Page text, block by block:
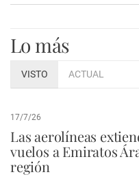
Lo más
VISTO ACTUAL
17/7/26
Las aerolíneas
vuelos a Emiratos
región